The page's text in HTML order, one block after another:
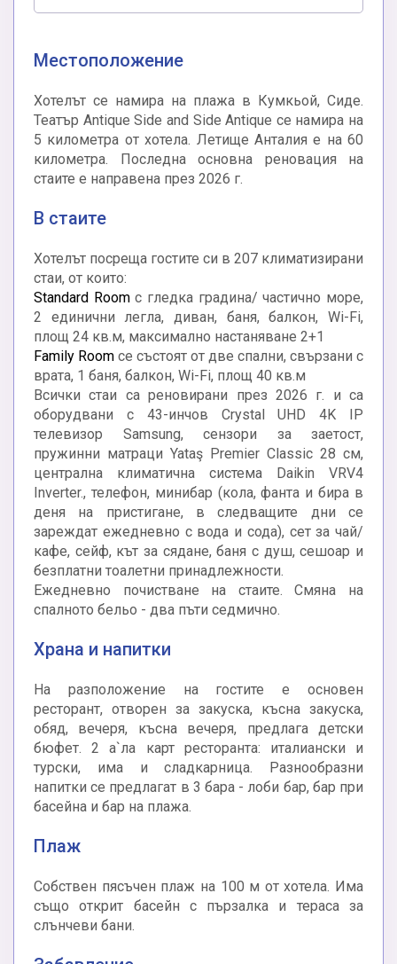
Местоположение
Хотелът се намира на плажа в Кумкьой, Сиде.
Театър Antique Side and Side Antique се намира на
5 километра от хотела. Летище Анталия е на 60
километра. Последна основна реновация на
стаите е направена през 2026 г.
В стаите
Хотелът посреща гостите си в 207 климатизирани
стаи, от които:
Standard Roomс гледка градина/ частично море,
2 единични легла, диван, баня, балкон, Wi-Fi,
площ 24 кв.м, максимално настаняване 2+1
Family Room се състоят от две спални, свързани с
врата, 1 баня, балкон, Wi-Fi, площ 40 кв.м
Всички стаи са реновирани през 2026 г. и са
оборудвани с 43-инчов Crystal UHD 4K IP
телевизор Samsung, сензори за заетост,
пружинни матраци Yataş Premier Classic 28 см,
централна климатична система Daikin VRV4
Inverter., телефон, минибар (кола, фанта и бира в
деня на пристигане, в следващите дни се
зареждат ежедневно с вода и сода), сет за чай/
кафе, сейф, кът за сядане, баня с душ, сешоар и
безплатни тоалетни принадлежности.
Ежедневно почистване на стаите. Смяна на
спалното бельо - два пъти седмично.
Храна и напитки
На разположение на гостите е основен
ресторант, отворен за закуска, късна закуска,
обяд, вечеря, късна вечеря, предлага детски
бюфет. 2 а`ла карт ресторанта: италиански и
турски, има и сладкарница. Разнообразни
напитки се предлагат в 3 бара - лоби бар, бар при
басейна и бар на плажа.
Плаж
Собствен пясъчен плаж на 100 м от хотела. Има
също открит басейн с пързалка и тераса за
слънчеви бани.